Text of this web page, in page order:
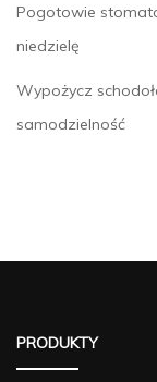
Pogotowie
niedzielę
Wypożycz
samodzielność
PRODUKTY